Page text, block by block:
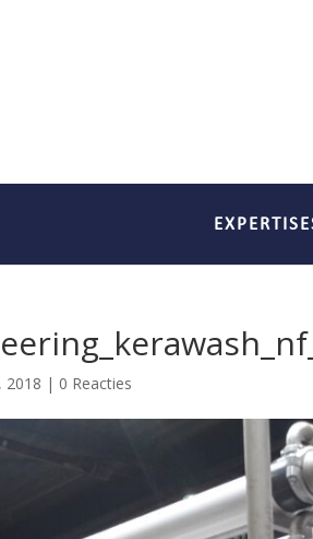
2018 | 0 Reacties